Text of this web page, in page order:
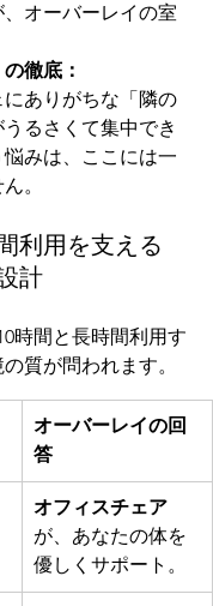
オーバーレイの室
徹底：
ありがちな「隣の
るさくて集中でき
みは、ここには一
。
利用を支える
計
時間と長時間利用す
質が問われます。
オーバーレイの回
答
オフィスチェア
が、あなたの体を
優しくサポート。